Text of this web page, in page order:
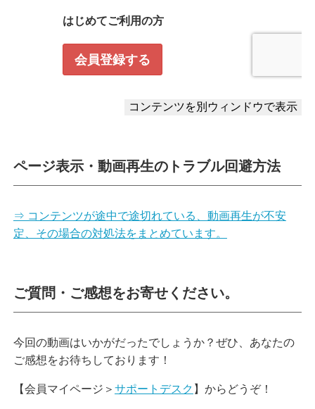
ページ表示・動画再生のトラブル回避方法
⇒ コンテンツが途中で途切れている、動画再生が不安
定、その場合の対処法をまとめています。
ご質問・ご感想をお寄せください。
今回の動画はいかがだったでしょうか？ぜひ、あなたの
ご感想をお待ちしております！
【会員マイページ＞ サポートデスク 】からどうぞ！